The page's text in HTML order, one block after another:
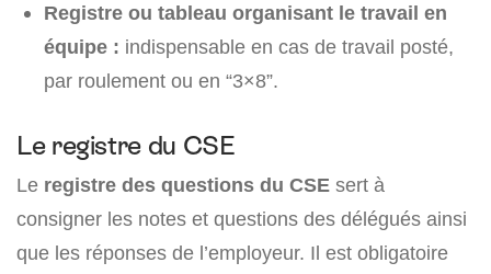
Registre ou tableau organisant le travail en
équipe : indispensable en cas de travail posté,
par roulement ou en “3×8”.
Le registre du CSE
Le registre des questions du CSE sert à
consigner les notes et questions des délégués ainsi
que les réponses de l’employeur. Il est obligatoire